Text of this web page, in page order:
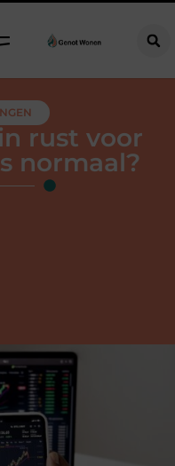
rust voor
normaal?